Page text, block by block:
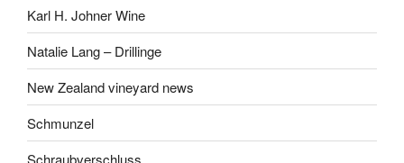
Karl H. Johner Wine
Natalie Lang – Drillinge
New Zealand vineyard news
Schmunzel
Schraubverschluss